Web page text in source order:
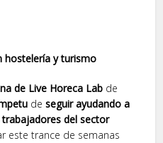
hostelería y turismo
de Live Horeca Lab de
deseguir ayudando a
del sector
este trance de semanas